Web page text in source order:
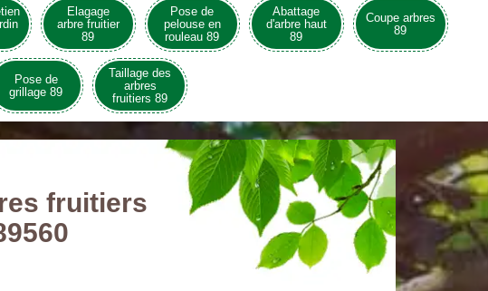
Elagage
arbre fruitier
89
Pose de
pelouse en
rouleau 89
Abattage
d'arbre haut
89
Coupe arbres
89
Pose de
grillage 89
Taillage des
arbres
fruitiers 89
fruitiers